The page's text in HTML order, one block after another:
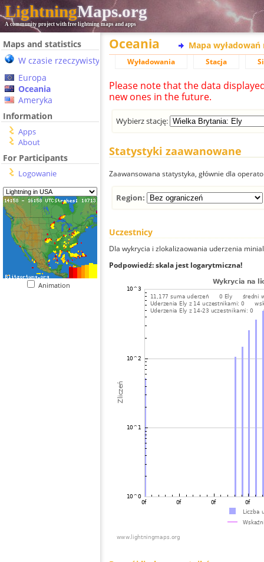
LightningMaps.org
A community project with free lightning maps and apps
Maps and statistics
W czasie rzeczywistym
Europa
Oceania
Ameryka
Information
Apps
About
For Participants
Logowanie
Animation
Oceania Mapa wyładowań
Wyładowania Stacja
Please note that the data
new ones in the future.
Wybierz stację:
Statystyki zaawanowane
Zaawansowana statystyka, głównie dla
Region:
Uczestnicy
Dla wykrycia i zlokalizaowania uderzenia
Podpowiedź: skala jest logarytmiczna!